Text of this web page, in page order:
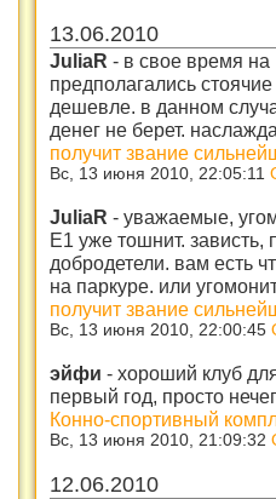
13.06.2010
JuliaR - в свое время на
предполагались
дешевле. в данном
денег не берет.
получит звание
Вс, 13 июня 2010, 22:05:11
JuliaR - уважаемые,
Е1 уже тошнит.
добродетели. вам есть
на паркуре. или
получит звание
Вс, 13 июня 2010, 22:00:45
эйфи - хороший клуб
первый год, просто
Конно-спортивный
Вс, 13 июня 2010, 21:09:32
12.06.2010